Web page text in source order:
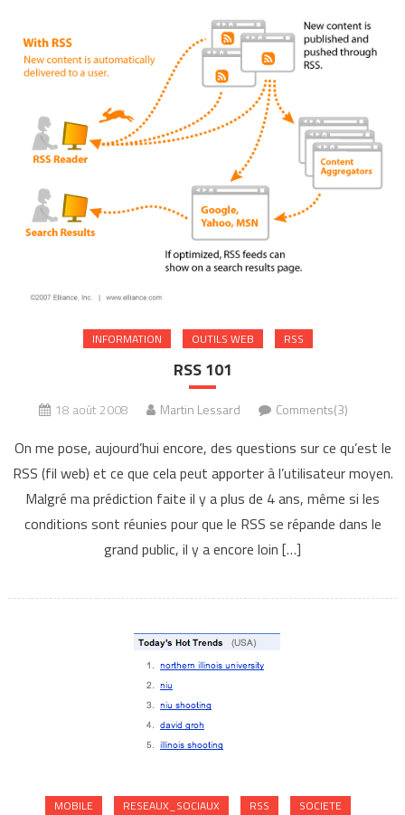
INFORMATION OUTILS WEB RSS
RSS 101
18 août 2008 Martin Lessard Comments(3)
On me pose, aujourd’hui encore, des questions sur ce qu’est le
RSS (fil web) et ce que cela peut apporter à l’utilisateur moyen.
Malgré ma prédiction faite il y a plus de 4 ans, même si les
conditions sont réunies pour que le RSS se répande dans le
grand public, il y a encore loin […]
MOBILE RESEAUX_SOCIAUX RSS
SOCIETE